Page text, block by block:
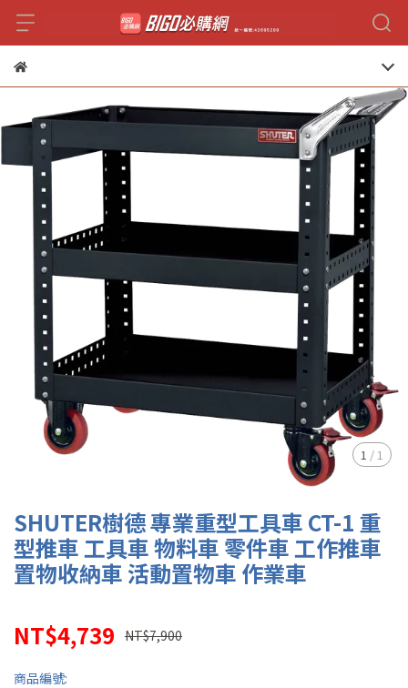
1 / 1
SHUTER樹德 專業重型工具車 CT-1 重
型推車 工具車 物料車 零件車 工作推車
置物收納車 活動置物車 作業車
NT$4,739 NT$7,900
商品編號: